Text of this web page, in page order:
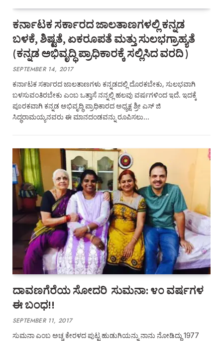
ಕರ್ನಾಟಕ ಸರ್ಕಾರದ ಜಾಲತಾಣಗಳಲ್ಲಿ ಕನ್ನಡ
ಬಳಕೆ, ಶಿಷ್ಟತೆ, ಏಕರೂಪತೆ ಮತ್ತು ಸುಲಭಗ್ರಾಹ್ಯತೆ
(ಕನ್ನಡ ಅಭಿವೃದ್ಧಿ ಪ್ರಾಧಿಕಾರಕ್ಕೆ ಸಲ್ಲಿಸಿದ ವರದಿ )
SEPTEMBER 14, 2017
ಕರ್ನಾಟಕ ಸರ್ಕಾರದ ಜಾಲತಾಣಗಳು ಕನ್ನಡದಲ್ಲಿ ದೊರಕಬೇಕು, ಸುಲಭವಾಗಿ
ಬಳಸುವಂತಿರಬೇಕು ಎಂಬ ಒತ್ತಾಸೆ ನನ್ನಲ್ಲಿ ಹಲವು ವರ್ಷಗಳಿಂದ ಇದೆ. ಇದಕ್ಕೆ
ಪೂರಕವಾಗಿ ಕನ್ನಡ ಅಭಿವೃದ್ಧಿ ಪ್ರಾಧಿಕಾರದ ಅಧ್ಯಕ್ಷ ಶ್ರೀ ಎಸ್ ಜಿ
ಸಿದ್ಧರಾಮಯ್ಯನವರು ಈ ಮಾನದಂಡವನ್ನು ರೂಪಿಸಲು…
ದಾವಣಗೆರೆಯ ಸೋದರಿ ಸುಮನಾ: ೪೦ ವರ್ಷಗಳ
ಈ ಬಂಧ!!
SEPTEMBER 11, 2017
ಸುಮನಾ ಎಂಬ ಅಚ್ಚ ಕೇರಳದ ಪುಟ್ಟ ಹುಡುಗಿಯನ್ನು ನಾನು ನೋಡಿದ್ದು 1977